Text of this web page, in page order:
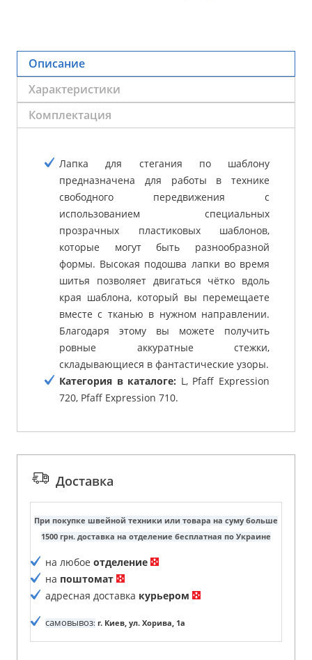
Описание
Характеристики
Комплектация
Лапка для стегания по шаблону
предназначена для работы в технике
свободного передвижения с
использованием специальных
прозрачных пластиковых шаблонов,
которые могут быть разнообразной
формы. Высокая подошва лапки во время
шитья позволяет двигаться чётко вдоль
края шаблона, который вы перемещаете
вместе с тканью в нужном направлении.
Благодаря этому вы можете получить
ровные аккуратные стежки,
складывающиеся в фантастические узоры.
Категория в каталоге: L, Pfaff Expression
720, Pfaff Expression 710.
Доставка
При покупке швейной техники или товара на суму больше
1500 грн. доставка на отделение бесплатная по Украине
на любое отделение
на поштомат
адресная доставка курьером
самовывоз: г. Киев, ул. Хорива, 1а